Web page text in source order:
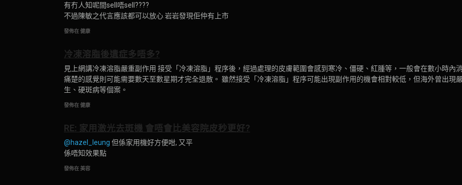
有冇人知呢間sell唔sell????
不過陳敏之代言應該都可以放心 岩岩發現佢仲有上市
發佈在 健康
冷凍溶脂後遺症多唔多?
見上網講冷凍溶脂嚴重副作用 接受「冷凍溶脂」程序後，經過處理的皮膚範圍會感到寒冷、僵硬、紅腫等，一般會在數小時內
痛楚的感覺則可能需要數天至數星期才完全退散。 雖然接受「冷凍溶脂」程序可能出現副作用的機會相對較低，但海外曾出現
生、硬斑病等個案。
發佈在 健康
RE: 家用激光去斑機 會唔會比美容院皮秒更好?
@hazel_leung 但係家用機好方便咁, 又平
係唔知效果點
發佈在 美容